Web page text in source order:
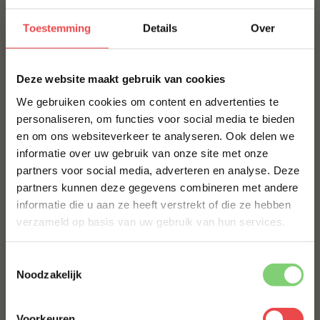
Toestemming Details Over
Deze website maakt gebruik van cookies
We gebruiken cookies om content en advertenties te
personaliseren, om functies voor social media te bieden
en om ons websiteverkeer te analyseren. Ook delen we
informatie over uw gebruik van onze site met onze
partners voor social media, adverteren en analyse. Deze
partners kunnen deze gegevens combineren met andere
informatie die u aan ze heeft verstrekt of die ze hebben
verzameld op basis van uw gebruik van hun services.
Noodzakelijk
Perfect bij
Stoofgerechten of langzaam gegaarde vleesplakken
Grillplank, gourmet of feestelijke vleesplank
Serveersuggesties
Snijd de bavette na bereiding in dunne plakjes en
serveer met chimichurri of salsa verde voor een Zuid-
aardappel of een frisse salade voor een
Voor een stoofvariant: maak een rodewijn‑jus met
10% korting op je
eerste bestelling*
Schrijf je in voor onze nieuwsbrief en ontvang direct
10% korting op jouw eerste bestelling.
ACHTERNAAM